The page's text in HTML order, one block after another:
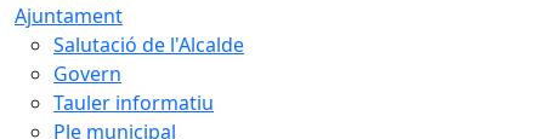
Ajuntament
Salutació de l'Alcalde
Govern
Tauler informatiu
Ple municipal